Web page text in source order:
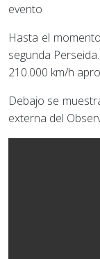
evento
Hasta el
segunda
210.000 km/h
Debajo se
externa del